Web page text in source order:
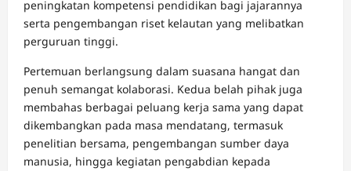
peningkatan kompetensi pendidikan bagi jajarannya
serta pengembangan riset kelautan yang melibatkan
perguruan tinggi.
Pertemuan berlangsung dalam suasana hangat dan
penuh semangat kolaborasi. Kedua belah pihak juga
membahas berbagai peluang kerja sama yang dapat
dikembangkan pada masa mendatang, termasuk
penelitian bersama, pengembangan sumber daya
manusia, hingga kegiatan pengabdian kepada